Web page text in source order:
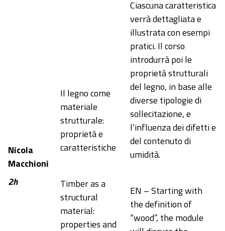
Nicola
Macchioni
2h
Il legno come
materiale
strutturale:
proprietà e
caratteristiche
Timber as a
structural
material:
properties and
Ciascuna caratteristica
verrà dettagliata e
illustrata con esempi
pratici. Il corso
introdurrà poi le
proprietà strutturali
del legno, in base alle
diverse tipologie di
sollecitazione, e
l’influenza dei difetti e
del contenuto di
umidità.
EN – Starting with
the definition of
“wood”, the module